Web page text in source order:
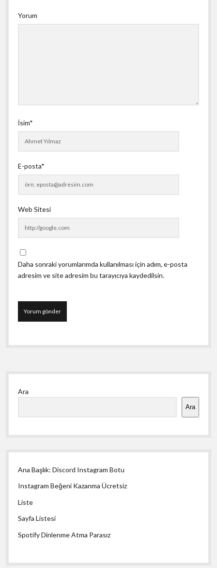
Yorum
İsim*
E-posta*
Web Sitesi
Daha sonraki yorumlarımda kullanılması için adım, e-posta
adresim ve site adresim bu tarayıcıya kaydedilsin.
Yan
Menü
Ara
Ara
Ana Başlık: Discord Instagram Botu
Instagram Beğeni Kazanma Ücretsiz
Liste
Sayfa Listesi
Spotify Dinlenme Atma Parasız